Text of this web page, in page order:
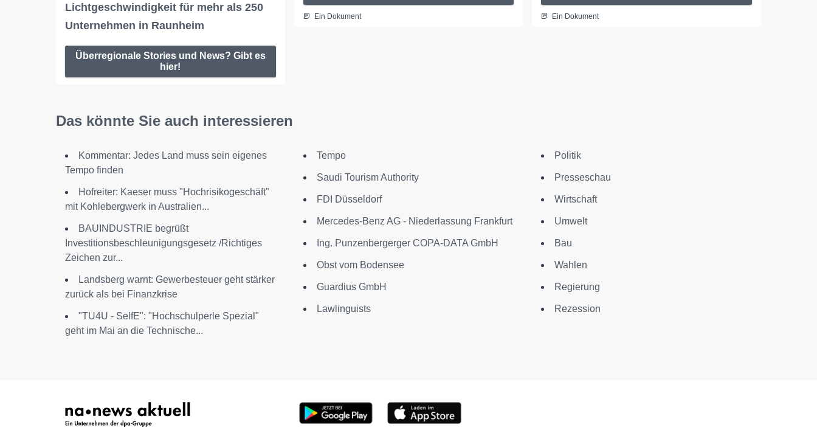
Lichtgeschwindigkeit für mehr als 250
Unternehmen in Raunheim
Überregionale Stories und News? Gibt es
hier!
Ein Dokument Ein Dokument
Das könnte Sie auch interessieren
Kommentar: Jedes Land muss sein eigenes
Tempo finden
Hofreiter: Kaeser muss "Hochrisikogeschäft"
mit Kohlebergwerk in Australien...
BAUINDUSTRIE begrüßt
Investitionsbeschleunigungsgesetz /Richtiges
Zeichen zur...
Landsberg warnt: Gewerbesteuer geht stärker
zurück als bei Finanzkrise
"TU4U - SelfE": "Hochschulperle Spezial"
geht im Mai an die Technische...
Tempo
Saudi Tourism Authority
FDI Düsseldorf
Mercedes-Benz AG - Niederlassung Frankfurt
Ing. Punzenbergerger COPA-DATA GmbH
Obst vom Bodensee
Guardius GmbH
Lawlinguists
Politik
Presseschau
Wirtschaft
Umwelt
Bau
Wahlen
Regierung
Rezession